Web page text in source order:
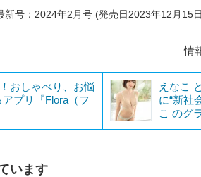
新号：2024年2月号 (発売日2023年12月15
情
おしゃべり、お悩
プリ『Flora（フ
えなこ
に“新社
こ のグ
います